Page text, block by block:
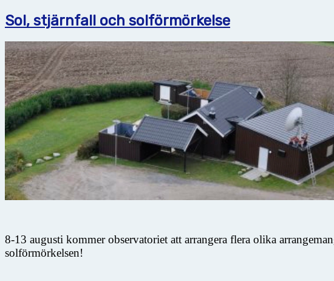
Sol, stjärnfall och solförmörkelse
8-13 augusti kommer observatoriet att arrangera flera olika
solförmörkelsen!